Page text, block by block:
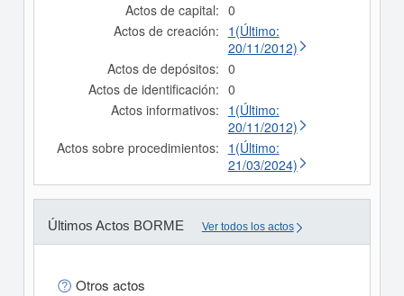
Actos de capital: 0
Actos de creación: 1(Último:
20/11/2012)
Actos de depósitos: 0
Actos de identificación: 0
Actos informativos: 1(Último:
20/11/2012)
Actos sobre procedimientos: 1(Último:
21/03/2024)
Últimos Actos BORME Ver todos los actos
Otros actos